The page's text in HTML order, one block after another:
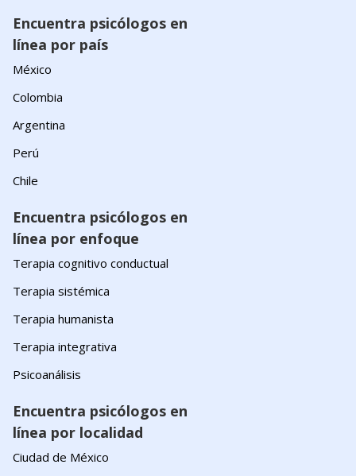
Encuentra psicólogos en
línea por país
México
Colombia
Argentina
Perú
Chile
Encuentra psicólogos en
línea por enfoque
Terapia cognitivo conductual
Terapia sistémica
Terapia humanista
Terapia integrativa
Psicoanálisis
Encuentra psicólogos en
línea por localidad
Ciudad de México